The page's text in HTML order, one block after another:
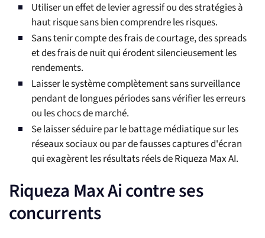
Utiliser un effet de levier agressif ou des stratégies à
haut risque sans bien comprendre les risques.
Sans tenir compte des frais de courtage, des spreads
et des frais de nuit qui érodent silencieusement les
rendements.
Laisser le système complètement sans surveillance
pendant de longues périodes sans vérifier les erreurs
ou les chocs de marché.
Se laisser séduire par le battage médiatique sur les
réseaux sociaux ou par de fausses captures d'écran
qui exagèrent les résultats réels de Riqueza Max AI.
Riqueza Max Ai contre ses
concurrents